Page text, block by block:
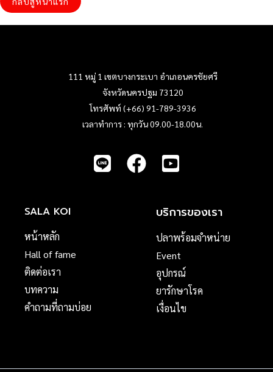
111 หมู่ 1 เขตบางกระเบา อำเภอนครชัยศรี
จังหวัดนครปฐม 73120
โทรศัพท์ (+66) 91-789-3936
เวลาทำการ : ทุกวัน 09.00-18.00น.
SALA KOI
หน้าหลัก
Hall of fame
ติดต่อเรา
บทความ
คำถามที่ถามบ่อย
บริการของเรา
ปลาพร้อมจำหน่าย
Event
อุปกรณ์
ยารักษาโรค
เงื่อนไข